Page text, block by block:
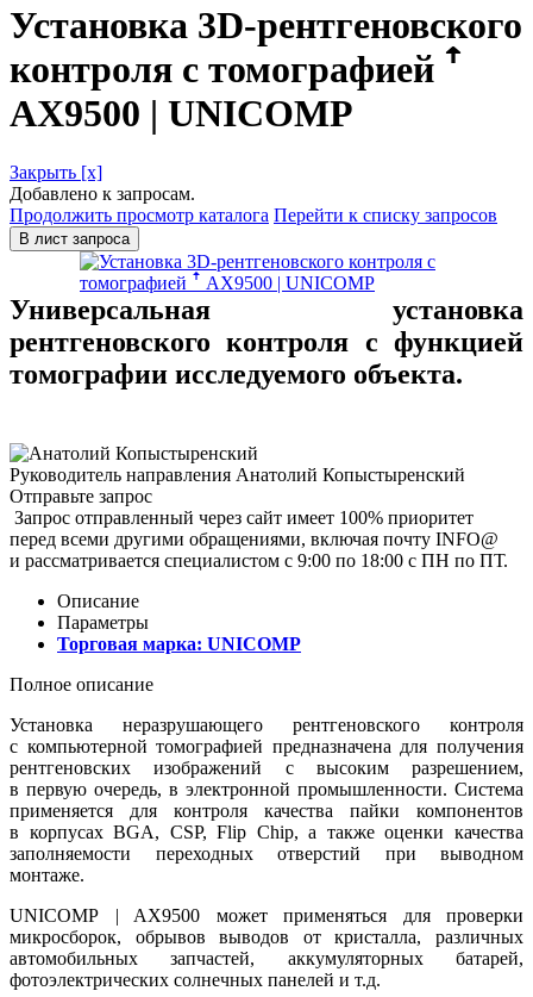
Установка 3D-рентгеновского
контроля с томографией ꜛ
AX9500 | UNICOMP
Закрыть [x]
Добавлено к запросам.
Продолжить просмотр каталога Перейти к списку запросов
В лист запроса
Универсальная установка
рентгеновского контроля с функцией
томографии исследуемого объекта.
Руководитель направления Анатолий Копыстыренский
Отправьте запрос
Запрос отправленный через сайт имеет 100% приоритет
перед всеми другими обращениями, включая почту INFO@
и рассматривается специалистом с 9:00 по 18:00 с ПН по ПТ.
Описание
Параметры
Торговая марка: UNICOMP
Полное описание
Установка неразрушающего рентгеновского контроля
с компьютерной томографией предназначена для получения
рентгеновских изображений с высоким разрешением,
в первую очередь, в электронной промышленности. Система
применяется для контроля качества пайки компонентов
в корпусах BGA, CSP, Flip Chip, а также оценки качества
заполняемости переходных отверстий при выводном
монтаже.
UNICOMP | AX9500 может применяться для проверки
микросборок, обрывов выводов от кристалла, различных
автомобильных запчастей, аккумуляторных батарей,
фотоэлектрических солнечных панелей и т.д.